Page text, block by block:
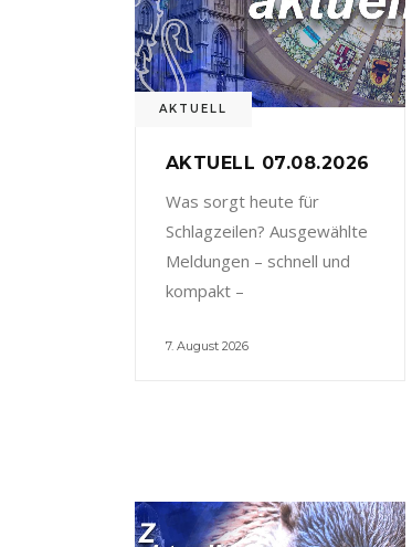
AKTUELL
AKTUELL 07.08.2026
Was sorgt heute für
Schlagzeilen? Ausgewählte
Meldungen – schnell und
kompakt –
7. August 2026